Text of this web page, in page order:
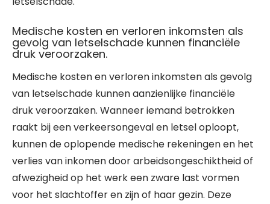
Medische kosten en verloren inkomsten als
gevolg van letselschade kunnen financiële
druk veroorzaken.
Medische kosten en verloren inkomsten als gevolg
van letselschade kunnen aanzienlijke financiële
druk veroorzaken. Wanneer iemand betrokken
raakt bij een verkeersongeval en letsel oploopt,
kunnen de oplopende medische rekeningen en het
verlies van inkomen door arbeidsongeschiktheid of
afwezigheid op het werk een zware last vormen
voor het slachtoffer en zijn of haar gezin. Deze